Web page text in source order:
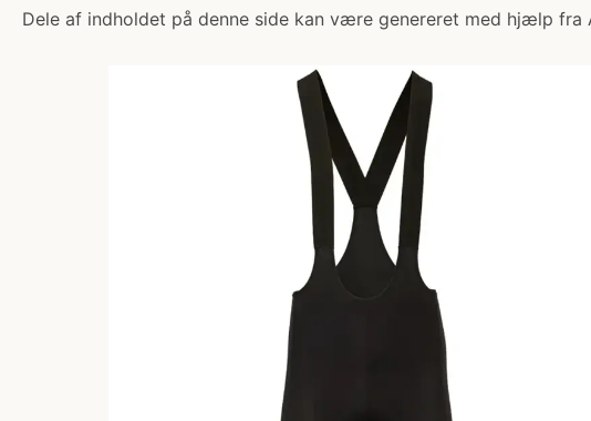
Dele af indholdet på denne side kan være genereret med hjælp fra